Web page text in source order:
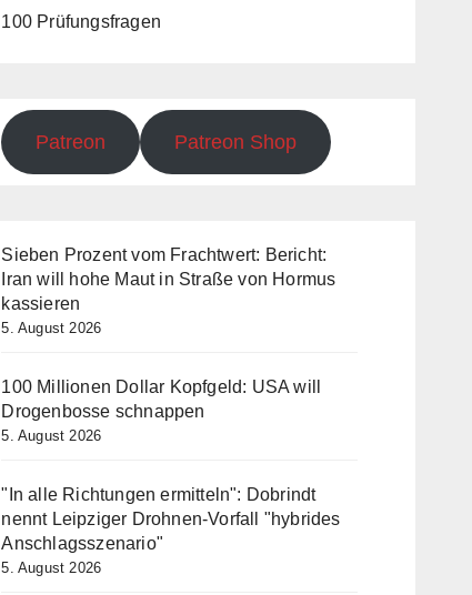
100 Prüfungsfragen
Patreon Patreon Shop
Sieben Prozent vom Frachtwert: Bericht:
Iran will hohe Maut in Straße von Hormus
kassieren
5. August 2026
100 Millionen Dollar Kopfgeld: USA will
Drogenbosse schnappen
5. August 2026
"In alle Richtungen ermitteln": Dobrindt
nennt Leipziger Drohnen-Vorfall "hybrides
Anschlagsszenario"
5. August 2026